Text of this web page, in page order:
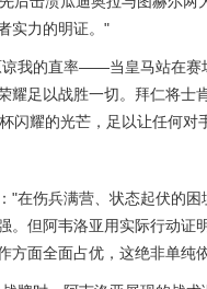
实力的明证。"
我的直率——当皇马站在赛
耀足以战胜一切。拜仁将士
闪耀的光芒，足以让任何对
"在伤兵满营、状态起伏的
。但阿韦洛亚用实际行动证
方面全面占优，这绝非单纯